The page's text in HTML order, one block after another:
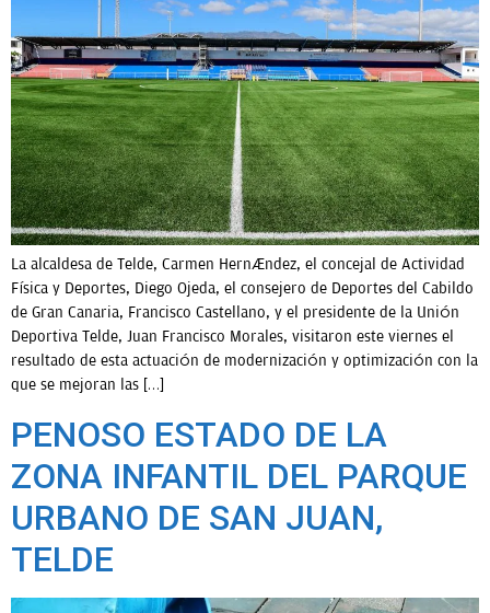
La alcaldesa de Telde, Carmen Hernández, el concejal de Actividad
Física y Deportes, Diego Ojeda, el consejero de Deportes del Cabildo
de Gran Canaria, Francisco Castellano, y el presidente de la Unión
Deportiva Telde, Juan Francisco Morales, visitaron este viernes el
resultado de esta actuación de modernización y optimización con la
que se mejoran las […]
PENOSO ESTADO DE LA
ZONA INFANTIL DEL PARQUE
URBANO DE SAN JUAN,
TELDE